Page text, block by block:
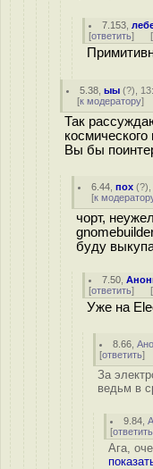
7.153 ,
[ответить] [
5.38 ,ыы (?),
[к модератору]
Так
Вы бы
6.44 ,пох (?),
[к
чорт,
буду
7.50 ,
[ответить] [
Уже на
8.66 ,
[ответить]
За
ведьм в
9.84 ,
[ответить
Ага,